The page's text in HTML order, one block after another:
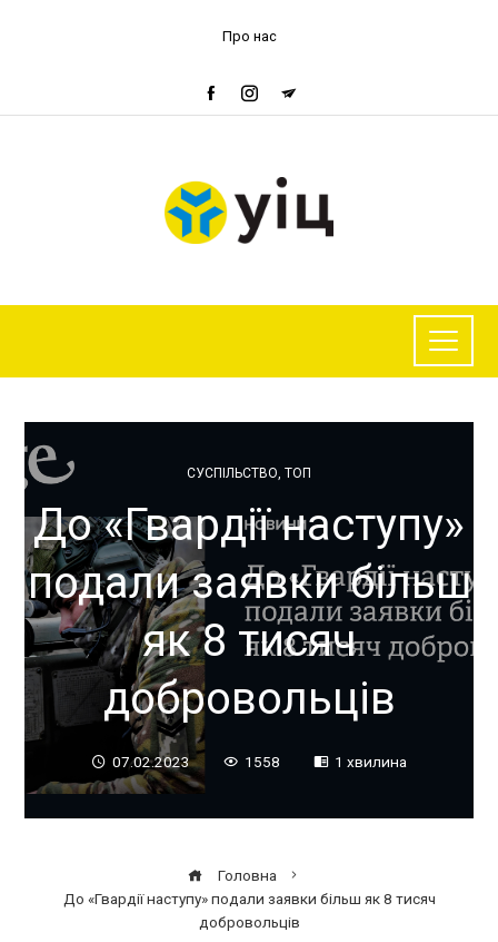
Про нас
СУСПІЛЬСТВО, ТОП
До «Гвардії наступу»
подали заявки більш
як 8 тисяч
добровольців
07.02.2023 1558 1 хвилина
Головна
До «Гвардії наступу» подали заявки більш як 8 тисяч
добровольців